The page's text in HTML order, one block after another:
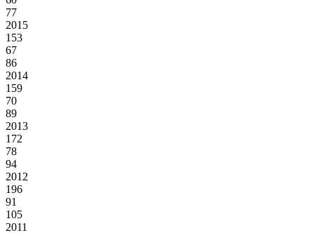
77
2015
153
67
86
2014
159
70
89
2013
172
78
94
2012
196
91
105
2011